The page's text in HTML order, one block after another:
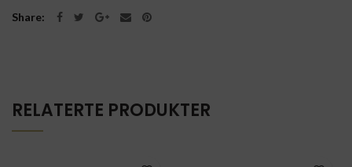
Share
RELATERTE PRODUKTER